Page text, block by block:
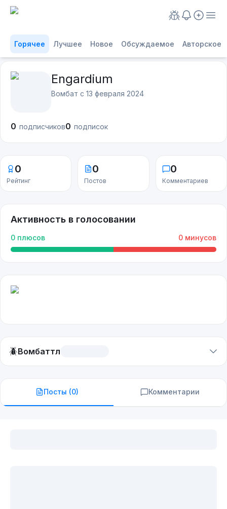
Горячее Лучшее Новое Обсуждаемое Авторское
Engardium
Вомбат с 13 февраля 2024
0 подписчиков0 подписок
0
Рейтинг
0
Постов
0
Комментариев
Активность в голосовании
0 плюсов 0 минусов
🪲Вомбаттл
Посты (0) Комментарии